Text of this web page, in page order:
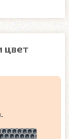
цвет